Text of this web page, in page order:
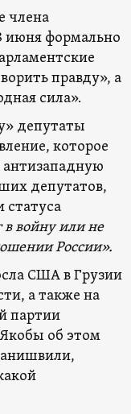
члена
июня формально
правду», а
сила».
депутаты
которое
антизападную
депутатов,
статуса
в войну или не
России».
США в Грузии
а также на
партии
об этом